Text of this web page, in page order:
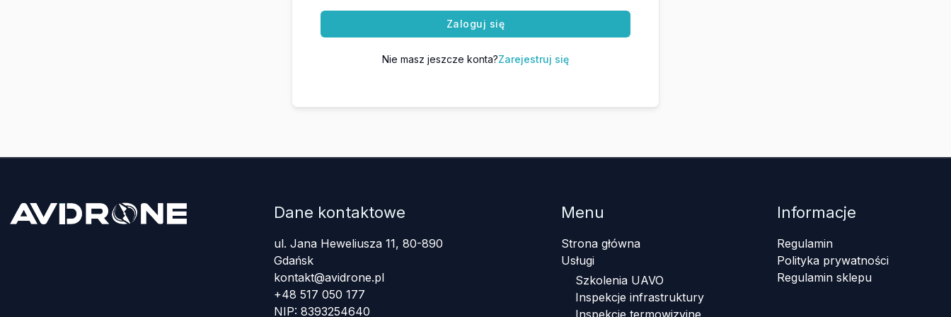
Zaloguj się
Nie masz jeszcze konta?Zarejestruj się
Dane kontaktowe
ul. Jana Heweliusza 11, 80-890
Gdańsk
kontakt@avidrone.pl
+48 517 050 177
NIP: 8393254640
Menu
Strona główna
Usługi
Szkolenia UAVO
Inspekcje infrastruktury
Informacje
Regulamin
Polityka prywatności
Regulamin sklepu